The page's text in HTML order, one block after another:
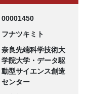
00001450
フナツキミト
奈良先端科学技術大
学院大学・データ駆
動型サイエンス創造
センター